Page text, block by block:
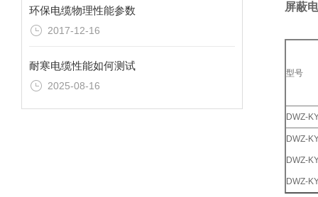
环保电缆物理性能参数
2017-12-16
耐寒电缆性能如何测试
2025-08-16
屏蔽
型号
DWZ-
DWZ-
DWZ-
DWZ-